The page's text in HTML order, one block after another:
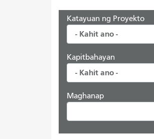
Katayuan ng Proyekto
Kapitbahayan
Maghanap